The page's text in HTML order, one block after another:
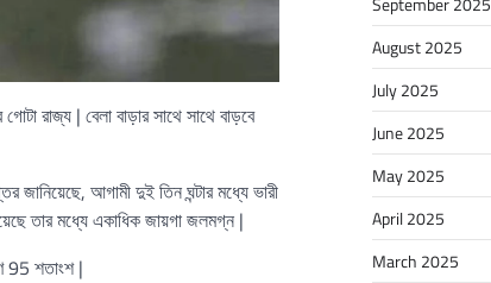
রাজ্য | বেলা বাড়ার সাথে সাথে বাড়বে
জানিয়েছে, আগামী দুই তিন ঘন্টার মধ্যে ভারী
তার মধ্যে একাধিক জায়গা জলমগ্ন |
95 শতাংশ |
August 2025
July 2025
June 2025
May 2025
April 2025
March 2025